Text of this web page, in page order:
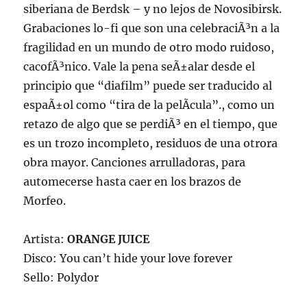
siberiana de Berdsk – y no lejos de Novosibirsk.
Grabaciones lo-fi que son una celebraciÃ³n a la
fragilidad en un mundo de otro modo ruidoso,
cacofÃ³nico. Vale la pena seÃ±alar desde el
principio que “diafilm” puede ser traducido al
espaÃ±ol como “tira de la pelÃ­cula”., como un
retazo de algo que se perdiÃ³ en el tiempo, que
es un trozo incompleto, residuos de una otrora
obra mayor. Canciones arrulladoras, para
automecerse hasta caer en los brazos de
Morfeo.
Artista:ORANGE JUICE
Disco: You can’t hide your love forever
Sello: Polydor